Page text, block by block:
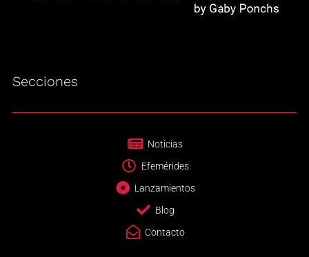
Secciones
Noticias
Efemérides
Lanzamientos
Blog
Contacto